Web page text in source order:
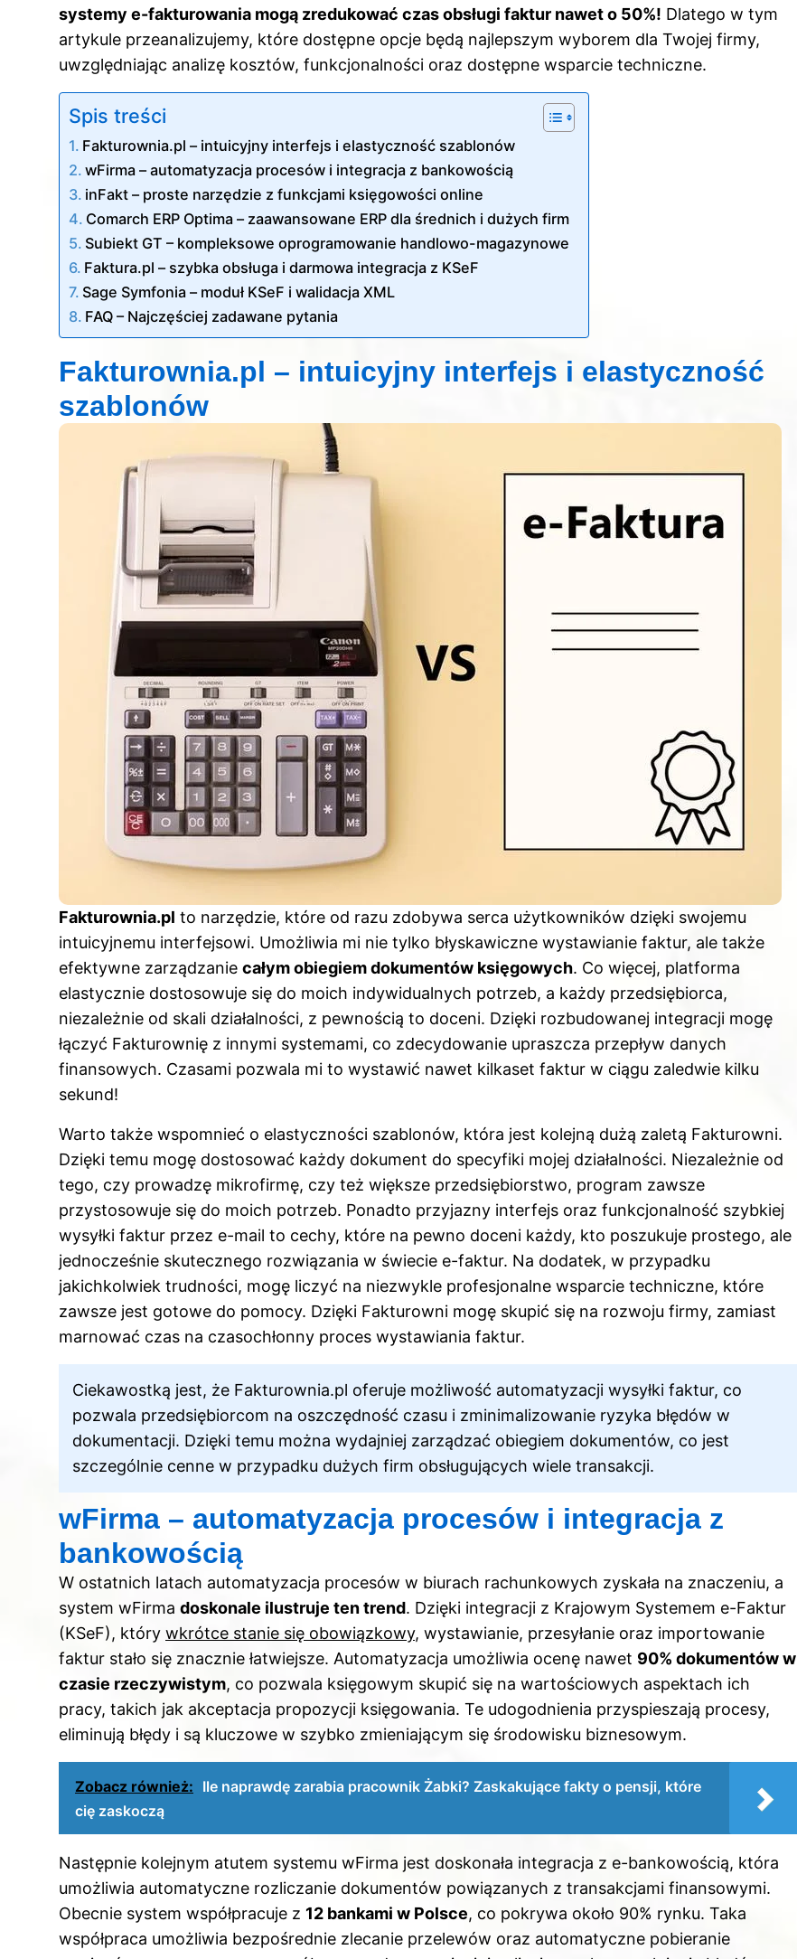
systemy e-fakturowania mogą zredukować czas obsługi faktur nawet o 50%! Dlatego w tym
artykule przeanalizujemy, które dostępne opcje będą najlepszym wyborem dla Twojej firmy,
uwzględniając analizę kosztów, funkcjonalności oraz dostępne wsparcie techniczne.
Spis treści
Fakturownia.pl – intuicyjny interfejs i elastyczność szablonów
wFirma – automatyzacja procesów i integracja z bankowością
inFakt – proste narzędzie z funkcjami księgowości online
Comarch ERP Optima – zaawansowane ERP dla średnich i dużych firm
Subiekt GT – kompleksowe oprogramowanie handlowo-magazynowe
Faktura.pl – szybka obsługa i darmowa integracja z KSeF
Sage Symfonia – moduł KSeF i walidacja XML
FAQ – Najczęściej zadawane pytania
Fakturownia.pl – intuicyjny interfejs i elastyczność
szablonów
Fakturownia.pl to narzędzie, które od razu zdobywa serca użytkowników dzięki swojemu
intuicyjnemu interfejsowi. Umożliwia mi nie tylko błyskawiczne wystawianie faktur, ale także
efektywne zarządzanie całym obiegiem dokumentów księgowych. Co więcej, platforma
elastycznie dostosowuje się do moich indywidualnych potrzeb, a każdy przedsiębiorca,
niezależnie od skali działalności, z pewnością to doceni. Dzięki rozbudowanej integracji mogę
łączyć Fakturownię z innymi systemami, co zdecydowanie upraszcza przepływ danych
finansowych. Czasami pozwala mi to wystawić nawet kilkaset faktur w ciągu zaledwie kilku
sekund!
Warto także wspomnieć o elastyczności szablonów, która jest kolejną dużą zaletą Fakturowni.
Dzięki temu mogę dostosować każdy dokument do specyfiki mojej działalności. Niezależnie od
tego, czy prowadzę mikrofirmę, czy też większe przedsiębiorstwo, program zawsze
przystosowuje się do moich potrzeb. Ponadto przyjazny interfejs oraz funkcjonalność szybkiej
wysyłki faktur przez e-mail to cechy, które na pewno doceni każdy, kto poszukuje prostego, ale
jednocześnie skutecznego rozwiązania w świecie e-faktur. Na dodatek, w przypadku
jakichkolwiek trudności, mogę liczyć na niezwykle profesjonalne wsparcie techniczne, które
zawsze jest gotowe do pomocy. Dzięki Fakturowni mogę skupić się na rozwoju firmy, zamiast
marnować czas na czasochłonny proces wystawiania faktur.
Ciekawostką jest, że Fakturownia.pl oferuje możliwość automatyzacji wysyłki faktur, co
pozwala przedsiębiorcom na oszczędność czasu i zminimalizowanie ryzyka błędów w
dokumentacji. Dzięki temu można wydajniej zarządzać obiegiem dokumentów, co jest
szczególnie cenne w przypadku dużych firm obsługujących wiele transakcji.
wFirma – automatyzacja procesów i integracja z
bankowością
W ostatnich latach automatyzacja procesów w biurach rachunkowych zyskała na znaczeniu, a
system wFirma doskonale ilustruje ten trend. Dzięki integracji z Krajowym Systemem e-Faktur
(KSeF), który wkrótce stanie się obowiązkowy, wystawianie, przesyłanie oraz importowanie
faktur stało się znacznie łatwiejsze. Automatyzacja umożliwia ocenę nawet 90% dokumentów w
czasie rzeczywistym, co pozwala księgowym skupić się na wartościowych aspektach ich
pracy, takich jak akceptacja propozycji księgowania. Te udogodnienia przyspieszają procesy,
eliminują błędy i są kluczowe w szybko zmieniającym się środowisku biznesowym.
Zobacz również: Ile naprawdę zarabia pracownik Żabki? Zaskakujące fakty o pensji, które
cię zaskoczą
Następnie kolejnym atutem systemu wFirma jest doskonała integracja z e-bankowością, która
umożliwia automatyczne rozliczanie dokumentów powiązanych z transakcjami finansowymi.
Obecnie system współpracuje z 12 bankami w Polsce, co pokrywa około 90% rynku. Taka
współpraca umożliwia bezpośrednie zlecanie przelewów oraz automatyczne pobieranie